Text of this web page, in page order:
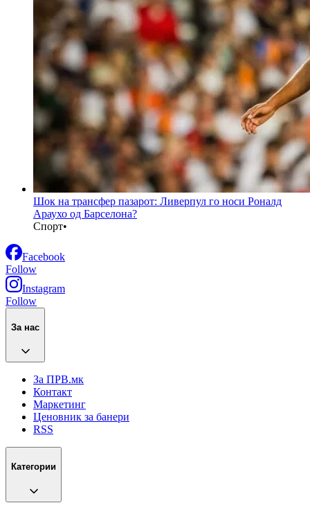
Шок на трансфер пазарот: Ливерпул го носи Роналд
Араухо од Барселона?
Спорт•
Facebook
Follow
Instagram
Follow
За нас
За ПРВ.мк
Контакт
Маркетинг
Ценовник за банери
RSS
Категории